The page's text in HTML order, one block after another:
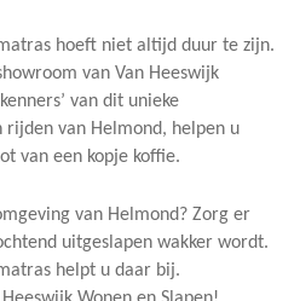
hoeft niet altijd duur te zijn.
van Van Heeswijk
van dit unieke
van Helmond, helpen u
van een kopje koffie.
van Helmond? Zorg er
uitgeslapen wakker wordt.
helpt u daar bij.